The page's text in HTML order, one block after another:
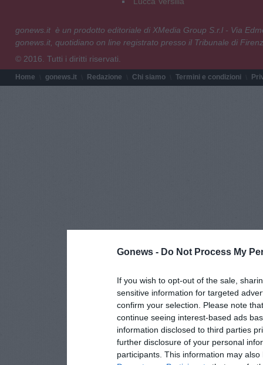
Gonews - Do Not Process My
If you wish to opt-out of the sale,
sensitive information for targeted
confirm your selection. Please note
continue seeing interest-based ads
information disclosed to third parties
further disclosure of your personal
participants. This information may
gonews.it è un prodotto editoriale di XMedia Group S.r.l - Via
gonews.it, quotidiano on line registrato presso il Tribunale di
© 2016. Tutti i diritti riservati.
Home gonews.it Redazione Chi siamo Termini e condizioni